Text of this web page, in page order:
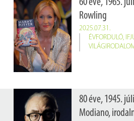
Rowling
2025.07.31.
ÉVFORDULÓ,
80 éve, 1945.
Modiano,